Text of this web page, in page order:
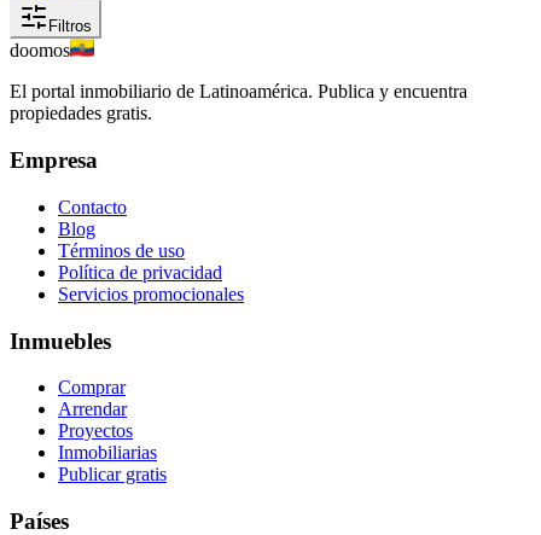
Filtros
doomos
El portal inmobiliario de Latinoamérica. Publica y encuentra
propiedades gratis.
Empresa
Contacto
Blog
Términos de uso
Política de privacidad
Servicios promocionales
Inmuebles
Comprar
Arrendar
Proyectos
Inmobiliarias
Publicar gratis
Países